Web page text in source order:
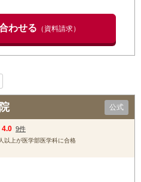
わせる （資料請求）
公式
4.0 9件
以上が医学部医学科に合格